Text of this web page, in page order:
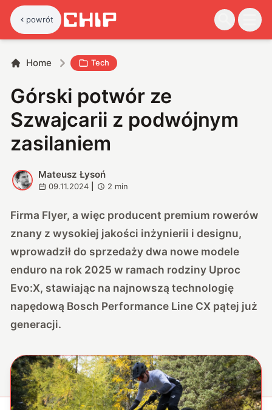
powrót
Home Tech
Górski potwór ze
Szwajcarii z podwójnym
zasilaniem
M
Mateusz Łysoń
09.11.2024 2 min
Firma Flyer, a więc producent premium rowerów
znany z wysokiej jakości inżynierii i designu,
wprowadził do sprzedaży dwa nowe modele
enduro na rok 2025 w ramach rodziny Uproc
Evo:X, stawiając na najnowszą technologię
napędową Bosch Performance Line CX pątej już
generacji.